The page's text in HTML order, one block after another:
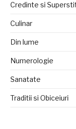
Credinte si
Culinar
Din lume
Numerologie
Sanatate
Traditii si Obiceiuri